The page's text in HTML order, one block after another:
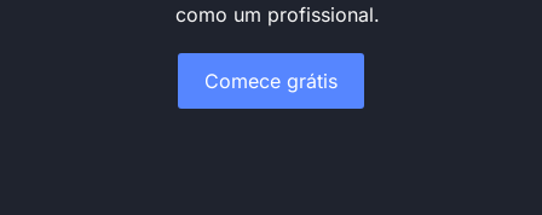
como um profissional.
Comece grátis